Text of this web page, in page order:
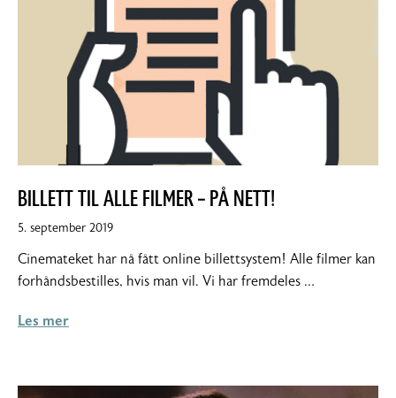
BILLETT TIL ALLE FILMER – PÅ NETT!
5. september 20195.
2019
Cinemateket har nå fått online billettsystem! Alle filmer kan
forhåndsbestilles, hvis man vil. Vi har fremdeles …
Les mer